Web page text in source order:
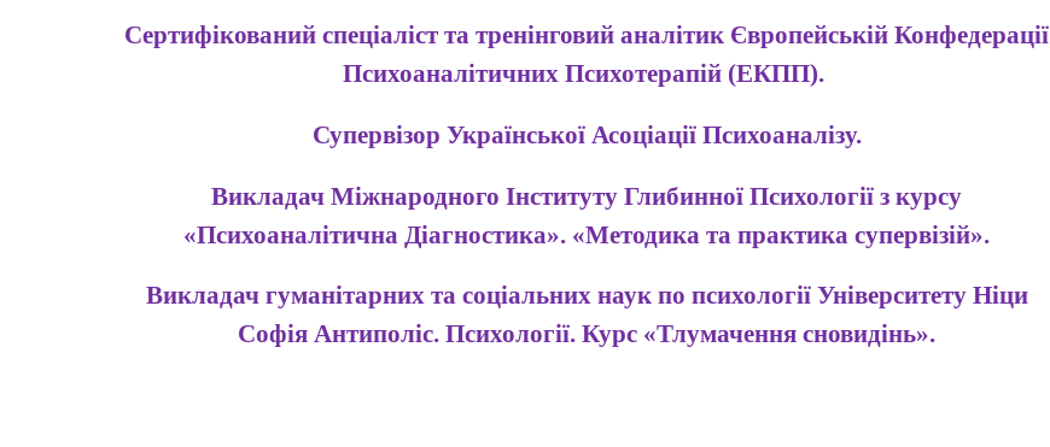
Сертифікований спеціаліст та тренінговий аналітик Європейській Конфедерації
Психоаналітичних Психотерапій (ЕКПП).
Супервізор Української Асоціації Психоаналізу.
Викладач Міжнародного Інституту Глибинної Психології з курсу
«Психоаналітична Діагностика». «Методика та практика супервізій».
Викладач гуманітарних та соціальних наук по психології Університету Ніци
Софія Антиполіс. Психології. Курс «Тлумачення сновидінь».